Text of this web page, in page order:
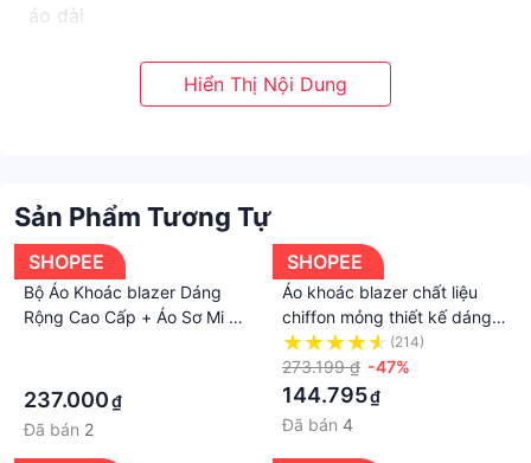
áo dài
Chi tiết kiểu dáng quần áo: Các nút màu đồng nhất
Mùa ra mắt: Mùa xuân 2023
Sản Phẩm Tương Tự
SHOPEE
Bộ Áo Khoác blazer Dáng
Rộng Cao Cấp + Áo Sơ Mi Kẻ
237.000₫
Đã bán 2
SHOPEE
Áo khoác blazer chất liệu
chiffon mỏng thiết kế dáng
rộng phong cách Hàn Quốc
(214)
273.199 ₫ -47%
144.795₫
Đã bán 4